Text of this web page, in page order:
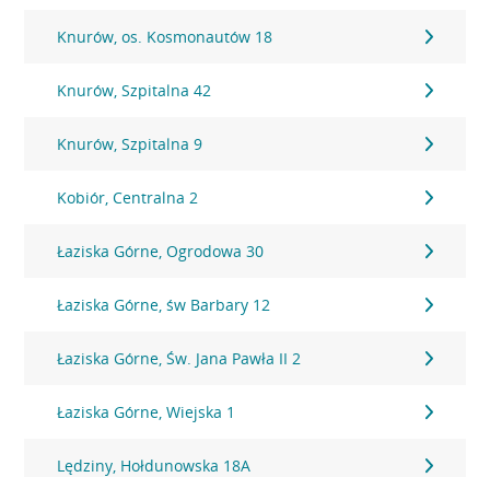
Knurów, os. Kosmonautów 18
Knurów, Szpitalna 42
Knurów, Szpitalna 9
Kobiór, Centralna 2
Łaziska Górne, Ogrodowa 30
Łaziska Górne, św Barbary 12
Łaziska Górne, Św. Jana Pawła II 2
Łaziska Górne, Wiejska 1
Lędziny, Hołdunowska 18A